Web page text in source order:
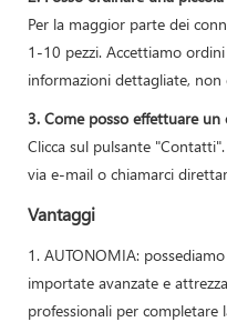
Per la maggior parte dei
1-10 pezzi. Accettiamo
informazioni dettagliate,
3. Come posso effettuare un
Clicca sul pulsante
via e-mail o chiamarci
Vantaggi
1. AUTONOMIA:
importate avanzate e
professionali per